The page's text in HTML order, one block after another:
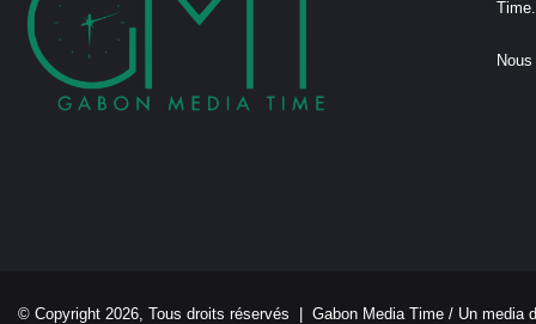
Time.
© Copyright 2026, Tous droits réservés | Gabon Media Time / Un media